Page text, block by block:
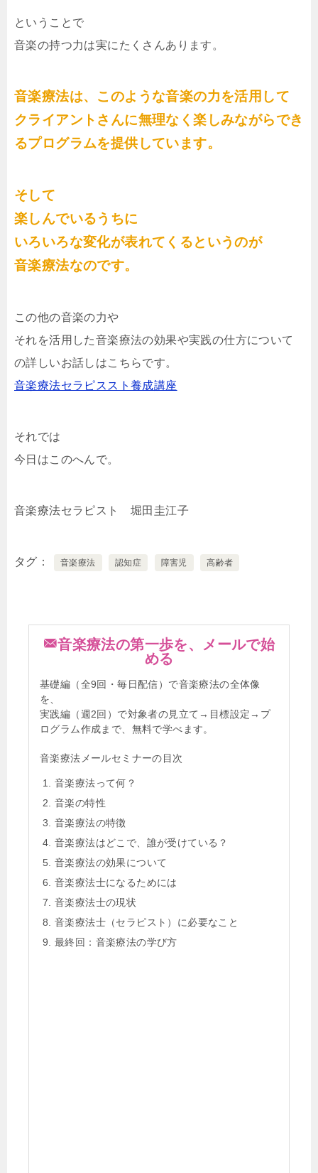
ということで
音楽の持つ力は実にたくさんあります。
音楽療法は、このような音楽の力を活用して
クライアントさんに無理なく楽しみながらでき
るプログラムを提供しています。
そして
楽しんでいるうちに
いろいろな変化が表れてくるというのが
音楽療法なのです。
この他の音楽の力や
それを活用した音楽療法の効果や実践の仕方について
の詳しいお話しはこちらです。
音楽療法セラピススト養成講座
それでは
今日はこのへんで。
音楽療法セラピスト 堀田圭江子
タグ 音楽療法 認知症 障害児 高齢者
音楽療法の第一歩を、メールで始
める
基礎編（全9回・毎日配信）で音楽療法の全体像
を、
実践編（週2回）で対象者の見立て→目標設定→プ
ログラム作成まで、無料で学べます。
音楽療法メールセミナーの目次
音楽療法って何？
音楽の特性
音楽療法の特徴
音楽療法はどこで、誰が受けている？
音楽療法の効果について
音楽療法士になるためには
音楽療法士の現状
音楽療法士（セラピスト）に必要なこと
最終回：音楽療法の学び方